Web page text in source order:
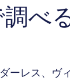
べ
ーレス、ヴ